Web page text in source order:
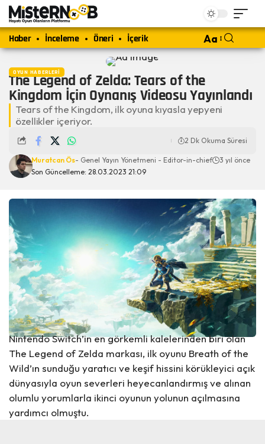
Haber İnceleme Öneri İçerik Aa
OYUN HABERLERI
The Legend of Zelda: Tears of the
Kingdom İçin Oynanış Videosu Yayınlandı
Tears of the Kingdom, ilk oyuna kıyasla yepyeni
özellikler içeriyor.
Son Güncelleme: 28.03.2023 21:09
Muratcan Ös- Genel Yayın Yönetmeni - Editor-in-chief 3 yıl önce
2 Dk Okuma Süresi
Nintendo Switch’in en görkemli kalelerinden biri olan
The Legend of Zelda markası, ilk oyunu Breath of the
Wild’ın sunduğu yaratıcı ve keşif hissini körükleyici açık
dünyasıyla oyun severleri heyecanlandırmış ve alınan
olumlu yorumlarla ikinci oyunun yolunun açılmasına
yardımcı olmuştu.